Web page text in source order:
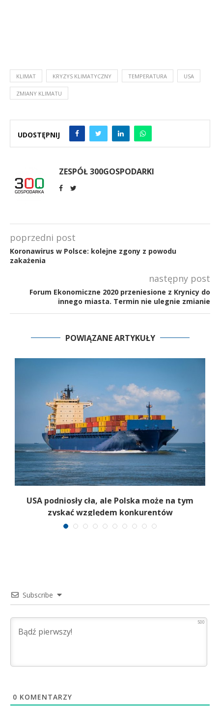
KLIMAT KRYZYS KLIMATYCZNY TEMPERATURA USA
ZMIANY KLIMATU
UDOSTĘPNIJ
ZESPÓŁ 300GOSPODARKI
poprzedni post
Koronawirus w Polsce: kolejne zgony z powodu
zakażenia
następny post
Forum Ekonomiczne 2020 przeniesione z Krynicy do
innego miasta. Termin nie ulegnie zmianie
POWIĄZANE ARTYKUŁY
USA podniosły cła, ale Polska może na tym
zyskać względem konkurentów
Subscribe
500
0 KOMENTARZY